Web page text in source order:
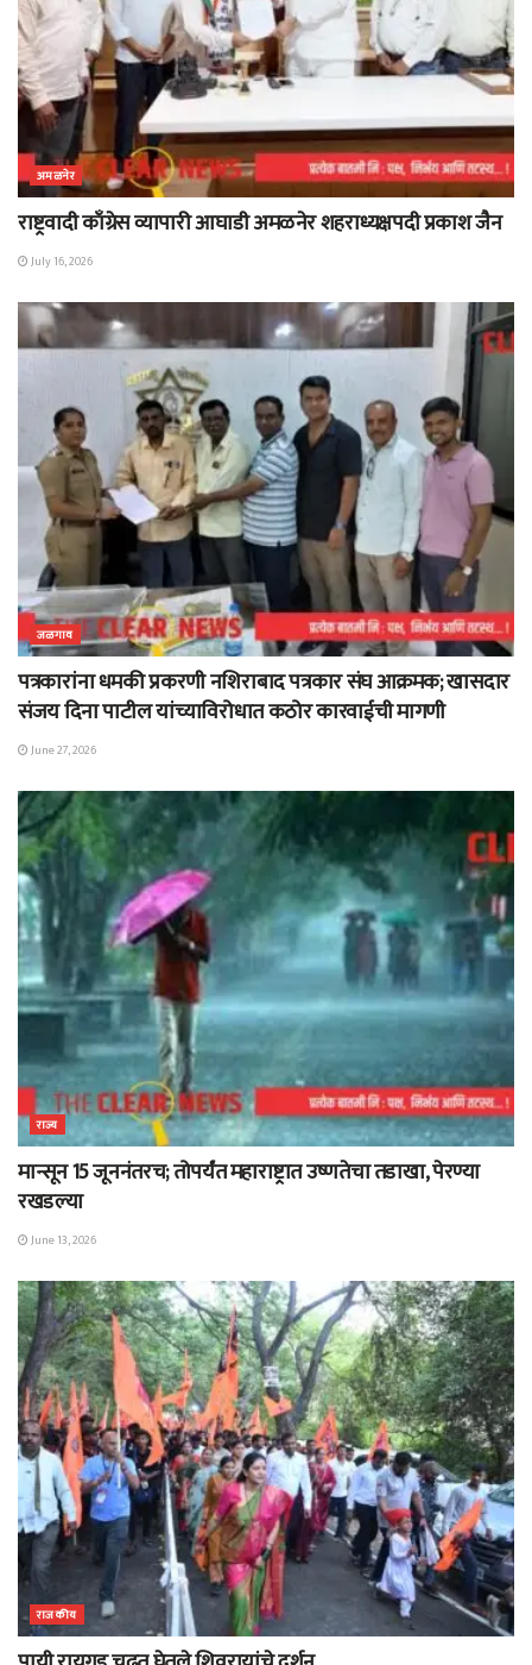
अमळनेर
राष्ट्रवादी काँग्रेस व्यापारी आघाडी अमळनेर शहराध्यक्षपदी प्रकाश जैन
July 16, 2026
जळगाव
पत्रकारांना धमकी प्रकरणी नशिराबाद पत्रकार संघ आक्रमक; खासदार
संजय दिना पाटील यांच्याविरोधात कठोर कारवाईची मागणी
June 27, 2026
राज्य
मान्सून 15 जूननंतरच; तोपर्यंत महाराष्ट्रात उष्णतेचा तडाखा, पेरण्या
रखडल्या
June 13, 2026
राजकीय